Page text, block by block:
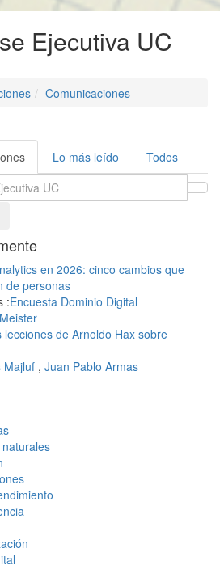
Ejecutiva UC
Comunicaciones
Lo más leído Todos
en 2026: cinco cambios que
de personas
:Encuesta Dominio Digital
lecciones de Arnoldo Hax sobre
Majluf , Juan Pablo Armas